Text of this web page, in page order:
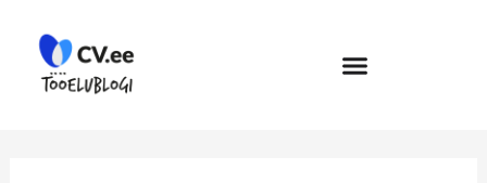
content